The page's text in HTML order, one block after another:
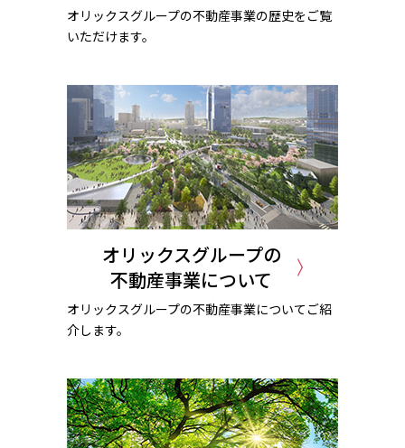
オリックスグループの不動産事業の歴史をご覧
いただけます。
オリックスグループの
不動産事業について
オリックスグループの不動産事業についてご紹
介します。